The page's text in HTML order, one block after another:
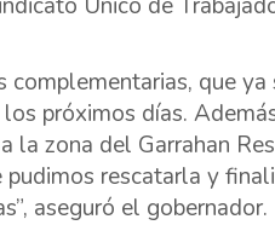
que
próximos días.
la zona del Garrahan
rescatarla y
aseguró el gobernador.